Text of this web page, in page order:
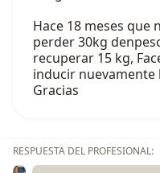
Hace 18 meses que
perder 30kg
recuperar 15 kg,
inducir nuevamente
Gracias
RESPUESTA DEL PROFESIONAL: